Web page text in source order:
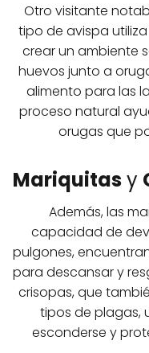
Otro visitante
tipo de avispa
crear un ambiente
huevos junto a
alimento para las
proceso natural
orugas que
Mariquitasy
Además, las
capacidad de
pulgones,
para descansar y
crisopas, que
tipos de plagas,
esconderse y